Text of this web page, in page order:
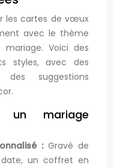
les cartes de vœux
avec le thème
Voici des
styles, avec des
suggestions
un mariage
: Gravé de
un coffret en